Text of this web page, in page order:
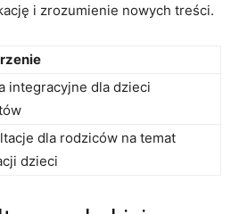
i⁤ zrozumienie nowych treści.
integracyjne dla dzieci
dla rodziców‌ na temat
dzieci